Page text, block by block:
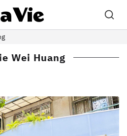
Wei Huang